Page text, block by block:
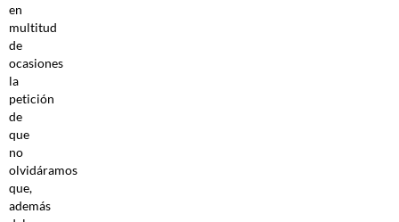
en
multitud
de
ocasiones
la
petición
de
que
no
olvidáramos
que,
además